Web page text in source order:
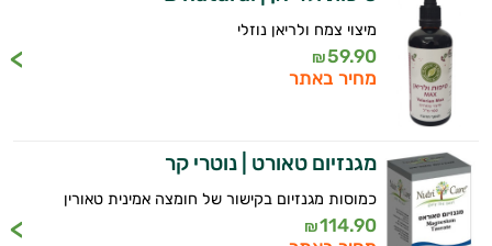
מיצוי צמח ולריאן נוזלי
59.90
₪
מחיר באתר
מגנזיום טאורט | נוטרי קר
כמוסות מגנזיום בקישור של חומצה אמינית טאורין
114.90
₪